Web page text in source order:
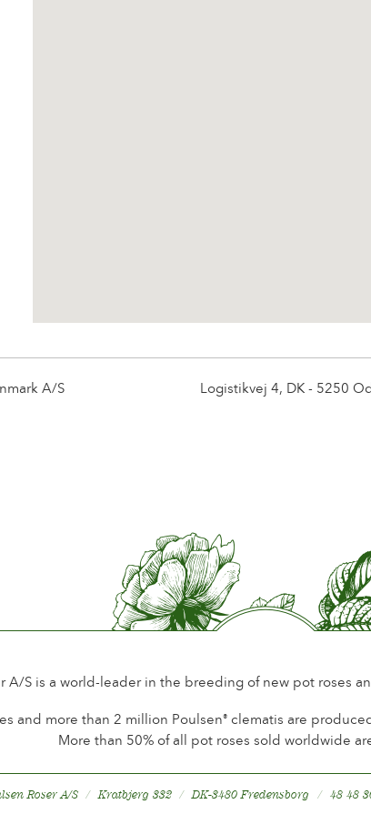
A/S Logistikvej 4, DK - 5250
A/S is a world-leader in the breeding of new pot roses
and more than 2 million Poulsen®clematis are
More than 50% of all pot roses sold worldwide
Roser A/S Kratbjerg 332 DK-3480 Fredensborg 48 48